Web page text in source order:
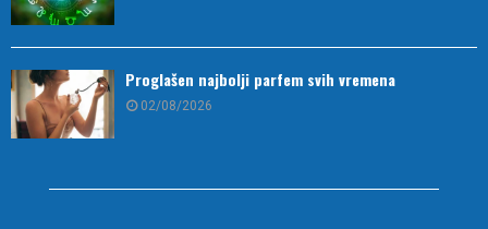
Proglašen najbolji parfem svih vremena
02/08/2026